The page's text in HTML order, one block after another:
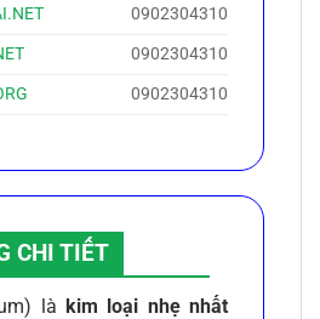
0902304310
0902304310
0902304310
CHI TIẾT
là kim loại nhẹ nhất